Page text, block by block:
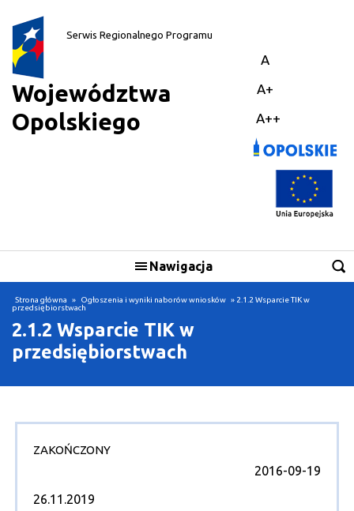
Serwis Regionalnego Programu
Województwa
Opolskiego
A
A+
A++
Nawigacja
Skorzystaj
Realizuję projekt
Strona główna » Ogłoszenia i wyniki naborów wniosków » 2.1.2 Wsparcie TIK w
przedsiębiorstwach
2.1.2 Wsparcie TIK w
przedsiębiorstwach
ZAKOŃCZONY
2016-09-19
26.11.2019